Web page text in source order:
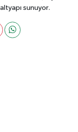
sunuyor.